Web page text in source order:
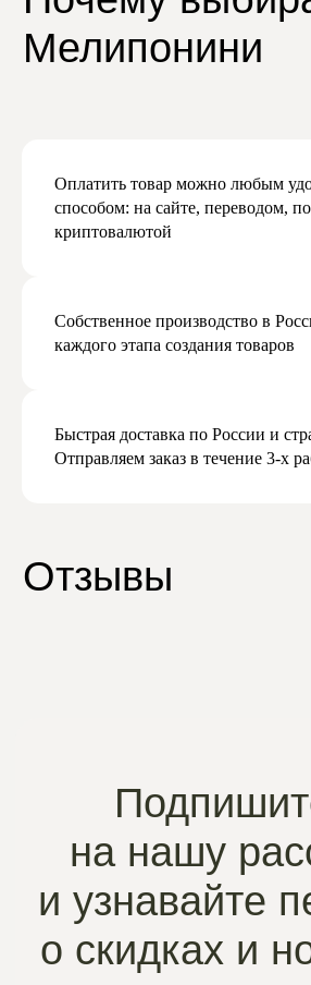
Оплатить товар можно любым
способом: на сайте, переводом,
криптовалютой
Собственное производство в
каждого этапа создания товаров
Быстрая доставка по России и
Отправляем заказ в течение 3-х
Подписаться